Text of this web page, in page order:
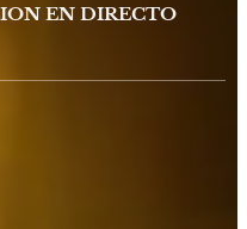
EN DIRECTO